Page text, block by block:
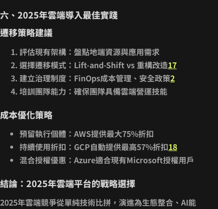
六、2025年雲端導入最佳實踐
遷移策略建議
評估現有架構 ：盤點地端資源與應用需求
選擇遷移模式 ：Lift-and-Shift vs 重構改造17
建立治理制度 ：FinOps成本管理、安全政策2
培訓團隊能力 ：確保團隊具備雲端營運技能
成本優化策略
預留執行個體 ：AWS提供最大75%折扣
持續使用折扣 ：GCP自動提供最高57%折扣18
混合授權優惠 ：Azure適合現有Microsoft授權用戶
結論：2025年雲端平台的戰略選擇
2025年雲端競爭從單純技術比拼，演進為生態整合、AI能